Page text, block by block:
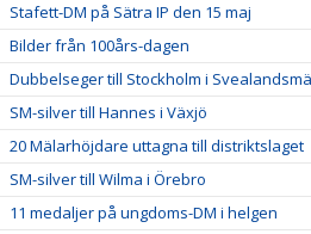
Stafett-DM på Sätra IP den 15 maj
Bilder från 100års-dagen
Dubbelseger till Stockholm i
SM-silver till Hannes i Växjö
20 Mälarhöjdare uttagna till distriktslaget
SM-silver till Wilma i Örebro
11 medaljer på ungdoms-DM i helgen